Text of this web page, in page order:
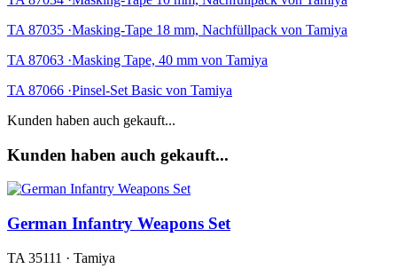
TA 87035 ·Masking-Tape 18 mm, Nachfüllpack von Tamiya
TA 87063 ·Masking Tape, 40 mm von Tamiya
TA 87066 ·Pinsel-Set Basic von Tamiya
Kunden haben auch gekauft...
Kunden haben auch gekauft...
German Infantry Weapons Set
TA 35111 · Tamiya